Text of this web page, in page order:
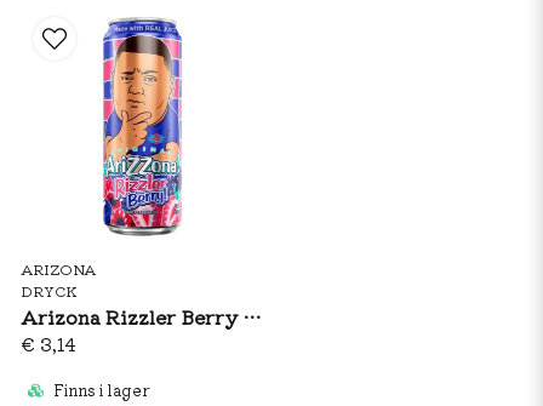
ARIZONA
DRYCK
Arizona Rizzler Berry 650ml
€ 3,14
Finns i lager